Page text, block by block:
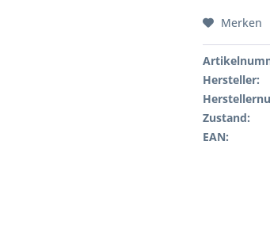
Merken
Hersteller:
Zustand:
EAN: